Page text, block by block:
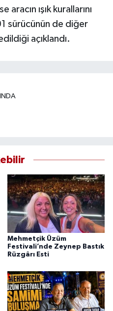
aracın ışık kurallarını
sürücünün de diğer
açıklandı.
Mehmetçik Üzüm
Festivali’nde Zeynep Bastık
Rüzgârı Esti